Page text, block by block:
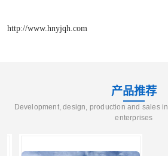
http://www.hnyjqh.com
产品推荐
Development, design, production and sales
enterprises